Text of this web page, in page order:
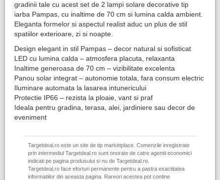
gradinii tale cu acest set de 2 lampi solare decorative tip
iarba Pampas, cu inaltime de 70 cm si lumina calda ambient.
Eleganta formelor si aspectul realist aduc un plus de stil
spatiilor exterioare, zi si noapte.
Design elegant in stil Pampas – decor natural si sofisticat
LED cu lumina calda – atmosfera placuta, relaxanta
Inaltime generoasa de 70 cm – vizibilitate excelenta
Panou solar integrat – autonomie totala, fara consum electric
Iluminare automata la lasarea intunericului
Protectie IP66 – rezista la ploaie, vant si praf
Ideala pentru gradina, terasa, alei, jardiniere sau decor de
eveniment
Targetdeal.ro este un site de tip marketplace. Comenzile inregistrate
prin intermediul Targetdeal.ro sunt onorate de catre agentii economici
indicati pe pagina produsului si nu de Targetdeal.ro.
Targetdeal.ro face eforturi permanente pentru a pastra exactitatea
informatiilor din aceasta pagina. Rareori acestea pot contine